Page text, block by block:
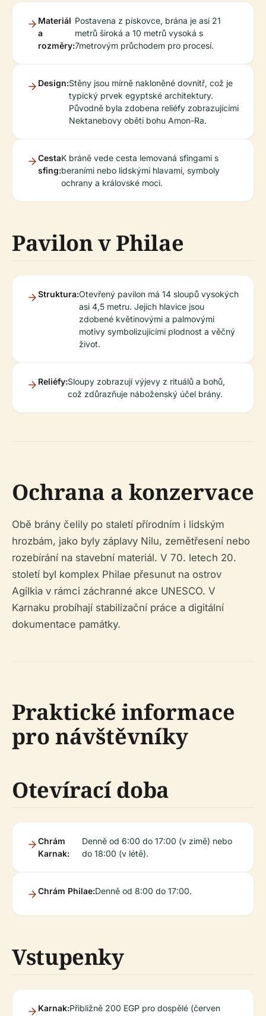
Materiál
a
rozměry:
Postavena z pískovce, brána je asi 21
metrů široká a 10 metrů vysoká s
7metrovým průchodem pro procesí.
Design:Stěny jsou mírně nakloněné dovnitř, což je
typický prvek egyptské architektury.
Původně byla zdobena reliéfy zobrazujícími
Nektanebovy oběti bohu Amon-Ra.
Cesta
sfing:
K bráně vede cesta lemovaná sfingami s
beraními nebo lidskými hlavami, symboly
ochrany a královské moci.
Pavilon v Philae
Struktura:Otevřený pavilon má 14 sloupů vysokých
asi 4,5 metru. Jejich hlavice jsou
zdobené květinovými a palmovými
motivy symbolizujícími plodnost a věčný
život.
Reliéfy:Sloupy zobrazují výjevy z rituálů a bohů,
což zdůrazňuje náboženský účel brány.
Ochrana a konzervace
Obě brány čelily po staletí přírodním i lidským
hrozbám, jako byly záplavy Nilu, zemětřesení nebo
rozebírání na stavební materiál. V 70. letech 20.
století byl komplex Philae přesunut na ostrov
Agilkia v rámci záchranné akce UNESCO. V
Karnaku probíhají stabilizační práce a digitální
dokumentace památky.
Praktické informace
pro návštěvníky
Otevírací doba
Chrám
Karnak:
Denně od 6:00 do 17:00 (v zimě) nebo
do 18:00 (v létě).
Chrám Philae:Denně od 8:00 do 17:00.
Vstupenky
Karnak:Přibližně 200 EGP pro dospělé (červen